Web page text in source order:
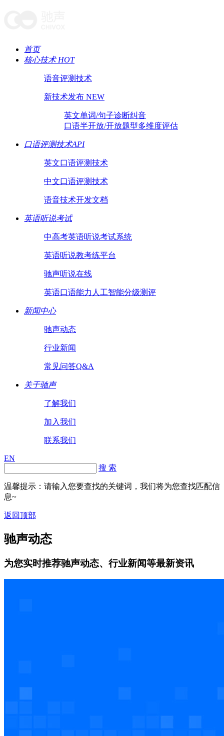
首页
核心技术 HOT
语音评测技术
新技术发布 NEW
英文单词/句子诊断纠音
口语半开放/开放题型多维度评估
口语评测技术API
英文口语评测技术
中文口语评测技术
语音技术开发文档
英语听说考试
中高考英语听说考试系统
英语听说教考练平台
驰声听说在线
英语口语能力人工智能分级测评
新闻中心
驰声动态
行业新闻
常见问答Q&A
关于驰声
了解我们
加入我们
联系我们
EN
搜 索
温馨提示：请输入您要查找的关键词，我们将为您查找匹配信
息~
返回顶部
驰声动态
为您实时推荐驰声动态、行业新闻等最新资讯